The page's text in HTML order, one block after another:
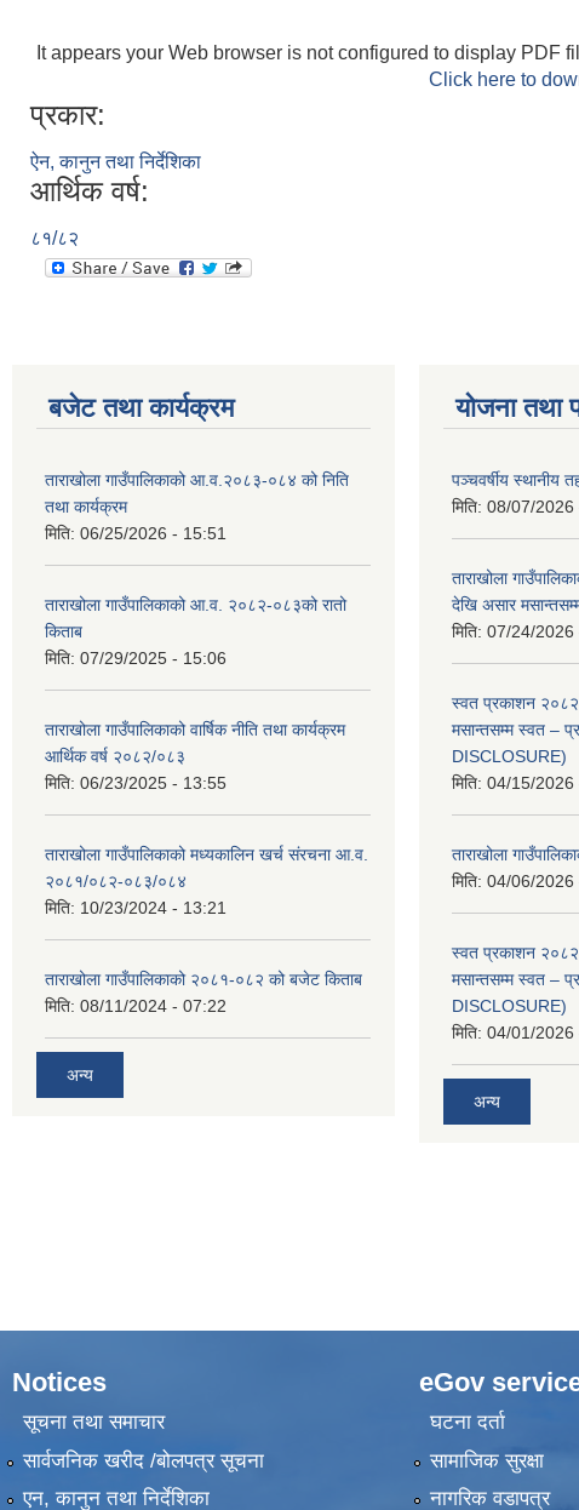
It appears your Web browser is not configured to display PDF
Click here to
प्रकार:
ऐन, कानुन तथा निर्देशिका
आर्थिक वर्ष:
८१/८२
बजेट तथा कार्यक्रम
ताराखोला गाउँपालिकाको आ.व.२०८३-०८४ को निति
तथा कार्यक्रम
मिति: 06/25/2026 - 15:51
ताराखोला गाउँपालिकाको आ.व. २०८२-०८३को रातो
किताब
मिति: 07/29/2025 - 15:06
ताराखोला गाउँपालिकाको वार्षिक नीति तथा कार्यक्रम
आर्थिक वर्ष २०८२/०८३
मिति: 06/23/2025 - 13:55
ताराखोला गाउँपालिकाको मध्यकालिन खर्च संरचना आ.व.
२०८१/०८२-०८३/०८४
मिति: 10/23/2024 - 13:21
ताराखोला गाउँपालिकाको २०८१-०८२ को बजेट किताब
मिति: 08/11/2024 - 07:22
अन्य
योजना तथा
पञ्चवर्षीय स्थानीय
मिति: 08/07/2026
ताराखोला
देखि असार
मिति: 07/24/2026
स्वत प्रकाशन
मसान्तसम्म स्वत –
DISCLOSURE)
मिति: 04/15/2026
ताराखोला
मिति: 04/06/2026
स्वत प्रकाशन २०८२
मसान्तसम्म स्वत –
DISCLOSURE)
मिति: 04/01/2026
अन्य
Notices
सूचना तथा समाचार
सार्वजनिक खरीद /बोलपत्र सूचना
एन, कानुन तथा निर्देशिका
eGov
घटना दर्ता
सामाजिक सुरक्षा
नागरिक वडापत्र